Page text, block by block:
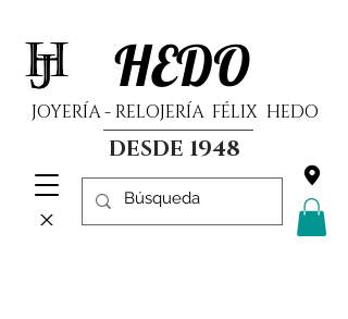
HEDO
JOYERÍA - RELOJERÍA FÉLIX HEDO
DESDE 1948